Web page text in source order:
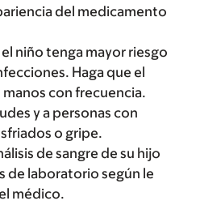
del medicamento
niño tenga mayor riesgo
Haga que el
manos con frecuencia.
y a personas con
o gripe.
de sangre de su hijo
de laboratorio según le
médico.